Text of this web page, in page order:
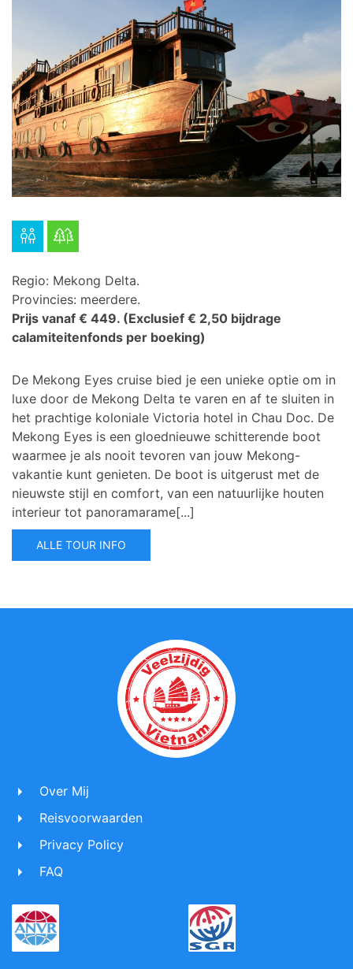
Regio: Mekong Delta.
Provincies: meerdere.
Prijs vanaf € 449. (Exclusief € 2,50 bijdrage
calamiteitenfonds per boeking)
De Mekong Eyes cruise bied je een unieke optie om in
luxe door de Mekong Delta te varen en af te sluiten in
het prachtige koloniale Victoria hotel in Chau Doc. De
Mekong Eyes is een gloednieuwe schitterende boot
waarmee je als nooit tevoren van jouw Mekong-
vakantie kunt genieten. De boot is uitgerust met de
nieuwste stijl en comfort, van een natuurlijke houten
interieur tot panoramarame[...]
ALLE TOUR INFO
Over Mij
Reisvoorwaarden
Privacy Policy
FAQ